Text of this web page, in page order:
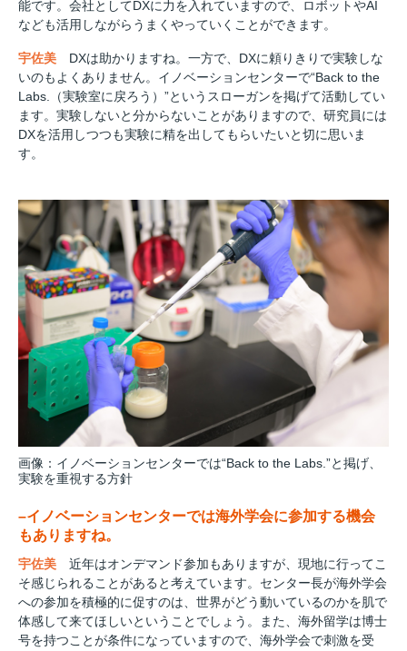
能です。会社としてDXに力を入れていますので、ロボットやAI
なども活用しながらうまくやっていくことができます。
宇佐美 DXは助かりますね。一方で、DXに頼りきりで実験しな
いのもよくありません。イノベーションセンターで“Back to the
Labs.（実験室に戻ろう）”というスローガンを掲げて活動してい
ます。実験しないと分からないことがありますので、研究員には
DXを活用しつつも実験に精を出してもらいたいと切に思いま
す。
画像：イノベーションセンターでは“Back to the Labs.”と掲げ、
実験を重視する方針
–イノベーションセンターでは海外学会に参加する機会
もありますね。
宇佐美 近年はオンデマンド参加もありますが、現地に行ってこ
そ感じられることがあると考えています。センター長が海外学会
への参加を積極的に促すのは、世界がどう動いているのかを肌で
体感して来てほしいということでしょう。また、海外留学は博士
号を持つことが条件になっていますので、海外学会で刺激を受